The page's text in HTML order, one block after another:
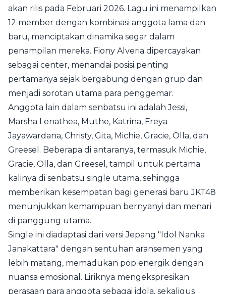
akan rilis pada Februari 2026. Lagu ini menampilkan
12 member dengan kombinasi anggota lama dan
baru, menciptakan dinamika segar dalam
penampilan mereka. Fiony Alveria dipercayakan
sebagai center, menandai posisi penting
pertamanya sejak bergabung dengan grup dan
menjadi sorotan utama para penggemar.
Anggota lain dalam senbatsu ini adalah Jessi,
Marsha Lenathea, Muthe, Katrina, Freya
Jayawardana, Christy, Gita, Michie, Gracie, Olla, dan
Greesel. Beberapa di antaranya, termasuk Michie,
Gracie, Olla, dan Greesel, tampil untuk pertama
kalinya di senbatsu single utama, sehingga
memberikan kesempatan bagi generasi baru JKT48
menunjukkan kemampuan bernyanyi dan menari
di panggung utama.
Single ini diadaptasi dari versi Jepang "Idol Nanka
Janakattara" dengan sentuhan aransemen yang
lebih matang, memadukan pop energik dengan
nuansa emosional. Liriknya mengekspresikan
perasaan para anggota sebagai idola, sekaligus